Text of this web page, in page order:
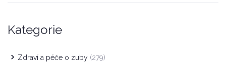
Kategorie
Zdraví a péče o zuby (279)